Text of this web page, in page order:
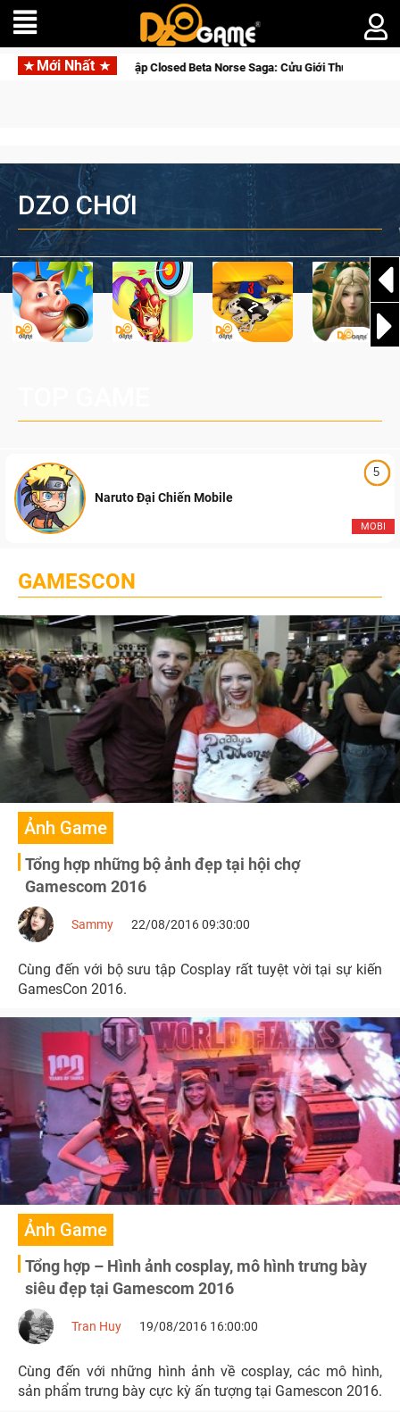
Mới Nhất
Gia Nhập Closed Beta Norse Saga: Cửu Giới Thức Tỉnh, Săn DJI
DZO CHƠI
5
MOBI
Naruto Đại Chiến Mobile
GAMESCON
Ảnh Game
Tổng hợp những bộ ảnh đẹp tại hội chợ
Gamescom 2016
Sammy 22/08/2016 09:30:00
Cùng đến với bộ sưu tập Cosplay rất tuyệt vời tại sự kiến
GamesCon 2016.
Ảnh Game
Tổng hợp – Hình ảnh cosplay, mô hình trưng bày
siêu đẹp tại Gamescom 2016
Tran Huy 19/08/2016 16:00:00
Cùng đến với những hình ảnh về cosplay, các mô hình,
sản phẩm trưng bày cực kỳ ấn tượng tại Gamescon 2016.